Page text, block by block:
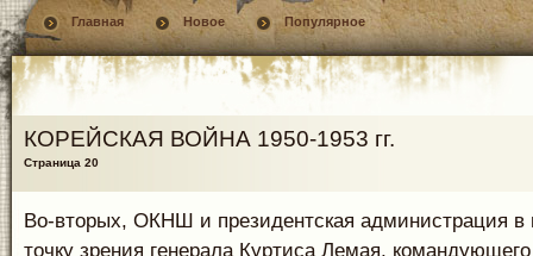
Главная Новое Популярное
КОРЕЙСКАЯ ВОЙНА 1950-1953 гг.
Страница 20
Во-вторых, ОКНШ и президентская администрация в
точку зрения генерала Куртиса Лемая,